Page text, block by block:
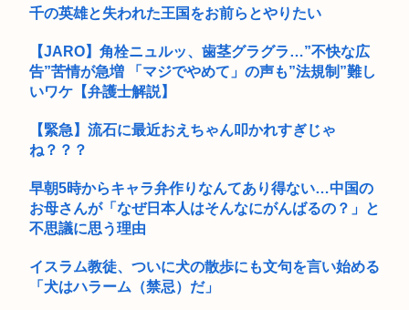
千の英雄と失われた王国をお前らとやりたい
【JARO】角栓ニュルッ、歯茎グラグラ…”不快な広
告”苦情が急増 「マジでやめて」の声も”法規制”難し
いワケ【弁護士解説】
【緊急】流石に最近おえちゃん叩かれすぎじゃ
ね？？？
早朝5時からキャラ弁作りなんてあり得ない…中国の
お母さんが「なぜ日本人はそんなにがんばるの？」と
不思議に思う理由
イスラム教徒、ついに犬の散歩にも文句を言い始める
「犬はハラーム（禁忌）だ」